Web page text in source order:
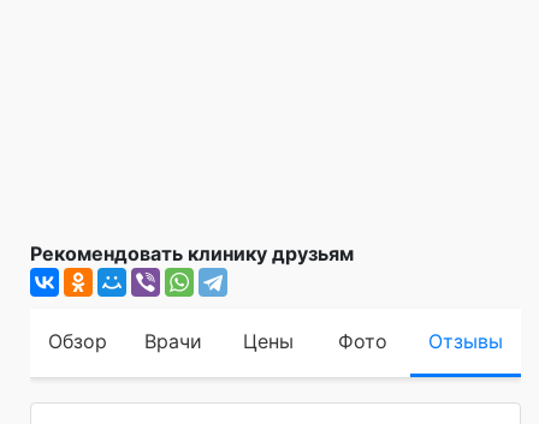
Рекомендовать клинику друзьям
Обзор Врачи Цены Фото Отзывы